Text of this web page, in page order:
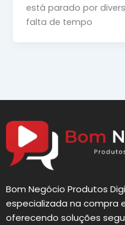
está parado por
falta de tempo
Bom Negócio Produtos
especializada na compra
oferecendo soluções